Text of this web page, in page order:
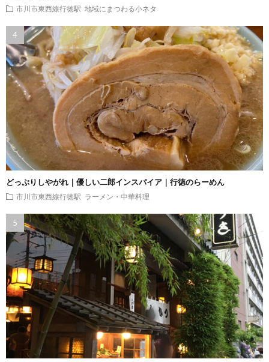
市川市東西線行徳駅 地域にまつわる小ネタ
どっぷりしやがれ｜優しい二郎インスパイア｜行徳のらーめん
市川市東西線行徳駅 ラーメン・中華料理